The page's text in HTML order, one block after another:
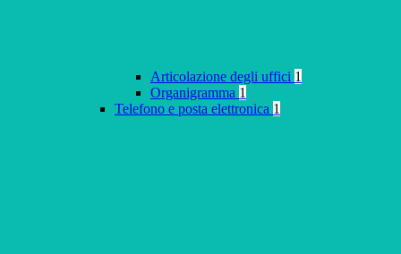
Articolazione degli uffici 1
Organigramma 1
Telefono e posta elettronica 1